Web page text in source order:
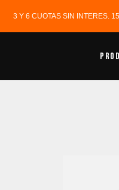
3 Y 6 CUOTAS SIN INTERES.